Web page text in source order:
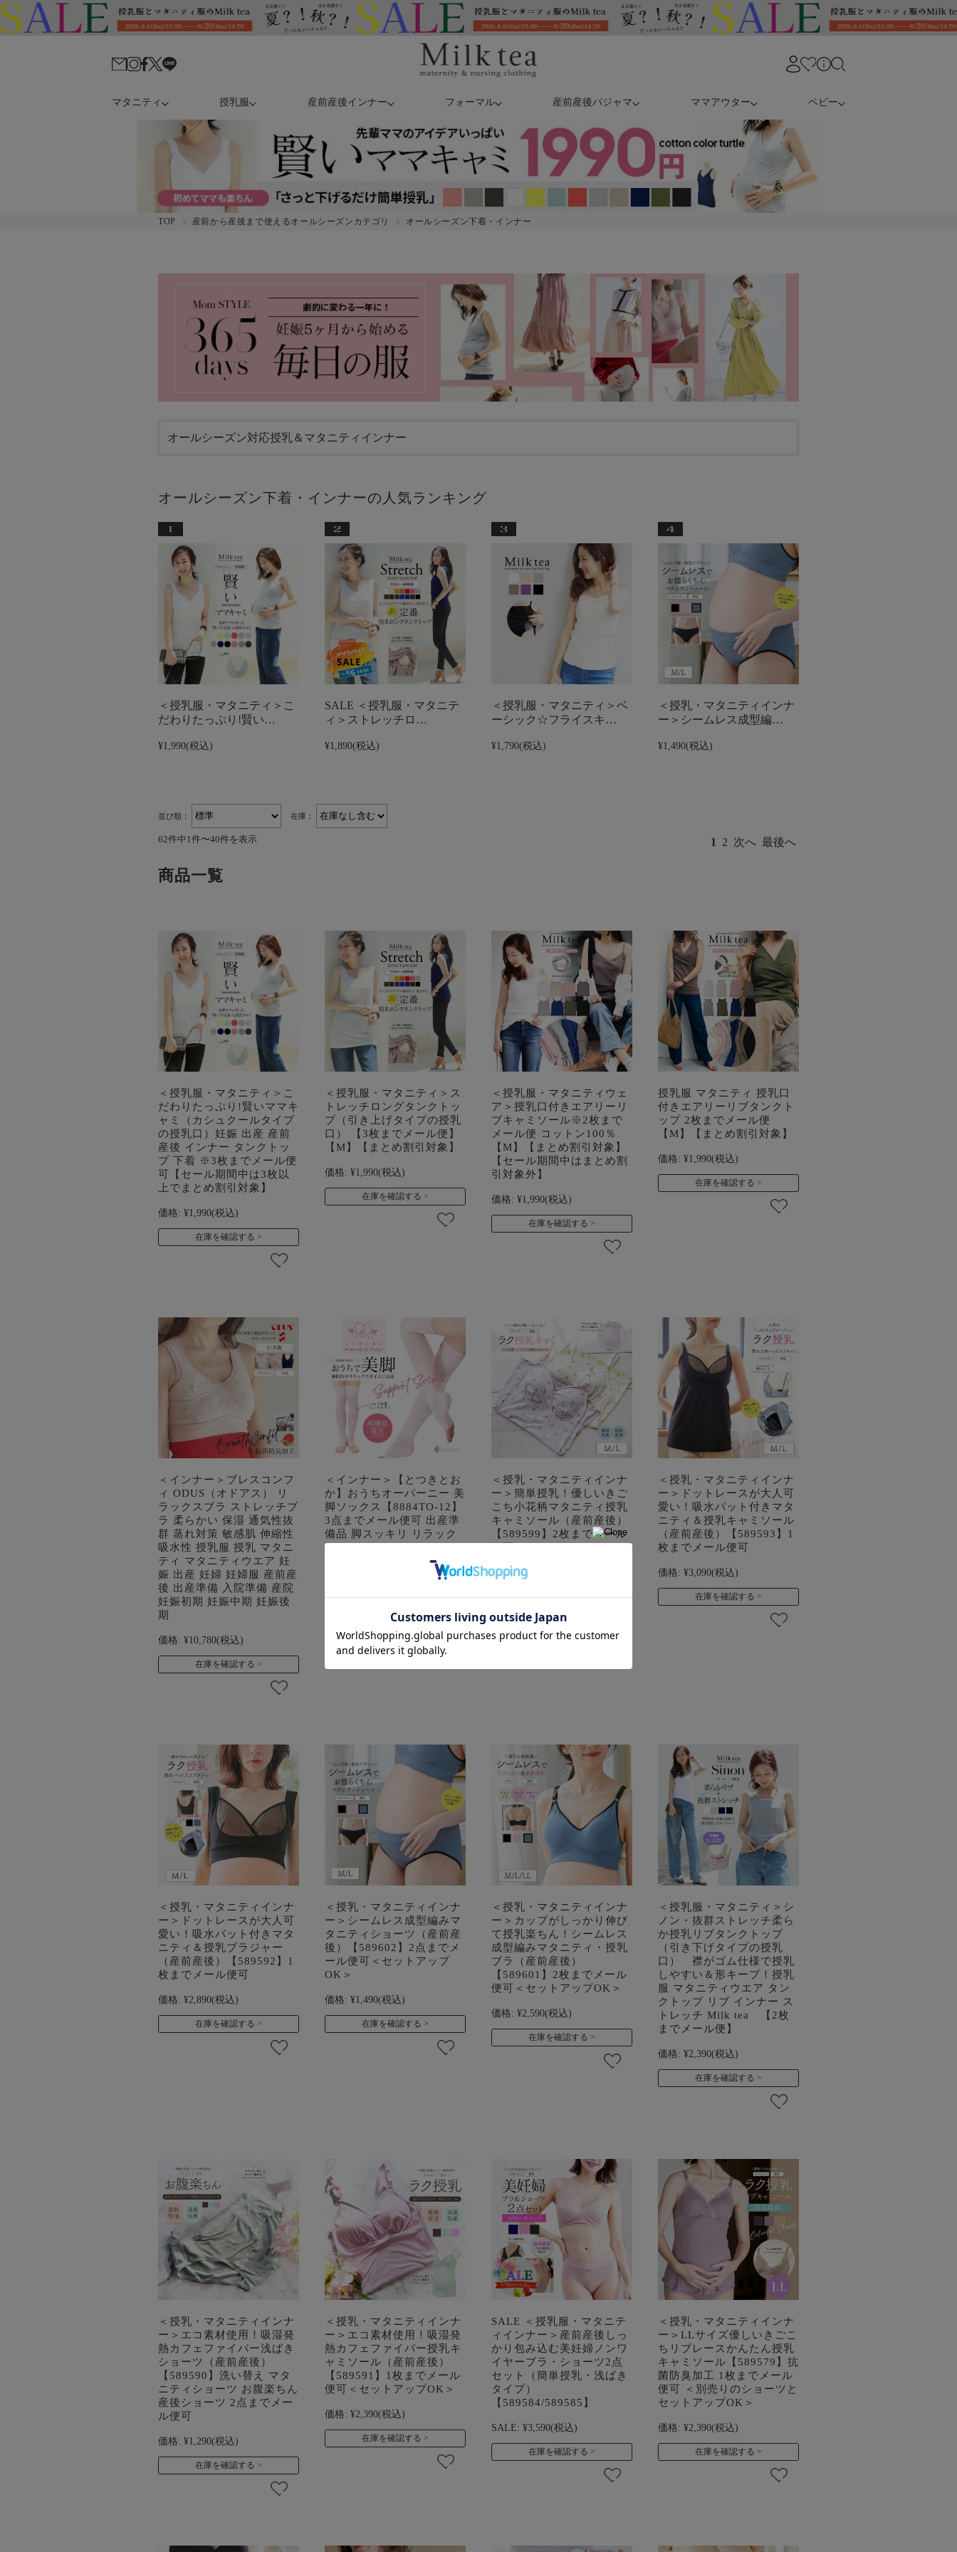
マタニティ 授乳服 産前産後インナー フォーマル 産前産後パジャマ ママアウター ベビー
TOP 産前から産後まで使えるオールシーズンカテゴリ オールシーズン下着・インナー
オールシーズン対応授乳＆マタニティインナー
オールシーズン下着・インナーの人気ランキング
＜授乳服・マタニティ＞こ
だわりたっぷり!賢い…
¥1,990(税込)
SALE ＜授乳服・マタニテ
ィ＞ストレッチロ…
¥1,890(税込)
＜授乳服・マタニティ＞ベ
ーシック☆フライスキ…
¥1,790(税込)
＜授乳・マタニティインナ
ー＞シームレス成型編…
¥1,490(税込)
並び順： 在庫：
62件中1件〜40件を表示 1 2 次へ 最後へ
商品一覧
＜授乳服・マタニティ＞こ
だわりたっぷり!賢いママキ
ャミ（カシュクールタイプ
の授乳口）妊娠 出産 産前
産後 インナー タンクトッ
プ 下着 ※3枚までメール便
可【セール期間中は3枚以
上でまとめ割引対象】
価格: ¥1,990(税込)
在庫を確認する
＜授乳服・マタニティ＞ス
トレッチロングタンクトッ
プ（引き上げタイプの授乳
口） 【3枚までメール便】
【M】【まとめ割引対象】
価格: ¥1,990(税込)
在庫を確認する
＜授乳服・マタニティウェ
ア＞授乳口付きエアリーリ
ブキャミソール※2枚まで
メール便 コットン100％
【M】【まとめ割引対象】
【セール期間中はまとめ割
引対象外】
価格: ¥1,990(税込)
在庫を確認する
授乳服 マタニティ 授乳口
付きエアリーリブタンクト
ップ 2枚までメール便
【M】【まとめ割引対象】
価格: ¥1,990(税込)
在庫を確認する
＜インナー＞ブレスコンフ
ィ ODUS（オドアス） リ
ラックスブラ ストレッチブ
ラ 柔らかい 保湿 通気性抜
群 蒸れ対策 敏感肌 伸縮性
吸水性 授乳服 授乳 マタニ
ティ マタニティウエア 妊
娠 出産 妊婦 妊婦服 産前産
後 出産準備 入院準備 産院
妊娠初期 妊娠中期 妊娠後
期
価格: ¥10,780(税込)
在庫を確認する
＜インナー＞【とつきとお
か】おうちオーバーニー 美
脚ソックス【8884TO-12】
3点までメール便可 出産準
備品 脚スッキリ リラック
ス サポート
在庫を確認する
＜授乳・マタニティインナ
ー＞簡単授乳！優しいきご
こち小花柄マタニティ授乳
キャミソール（産前産後）
【589599】2枚までメール
便可
価格: ¥2,690
在庫を確認する
＜授乳・マタニティインナ
ー＞ドットレースが大人可
愛い！吸水パット付きマタ
ニティ＆授乳キャミソール
（産前産後）【589593】1
枚までメール便可
価格: ¥3,090(税込)
在庫を確認する
＜授乳・マタニティインナ
ー＞ドットレースが大人可
愛い！吸水パット付きマタ
ニティ＆授乳ブラジャー
（産前産後）【589592】1
枚までメール便可
価格: ¥2,890(税込)
在庫を確認する
＜授乳・マタニティインナ
ー＞シームレス成型編みマ
タニティショーツ（産前産
後）【589602】2点までメ
ール便可＜セットアップ
OK＞
価格: ¥1,490(税込)
在庫を確認する
＜授乳・マタニティインナ
ー＞カップがしっかり伸び
て授乳楽ちん！シームレス
成型編みマタニティ・授乳
ブラ（産前産後）
【589601】2枚までメール
便可＜セットアップOK＞
価格: ¥2,590(税込)
在庫を確認する
＜授乳服・マタニティ＞シ
ノン・抜群ストレッチ柔ら
か授乳リブタンクトップ
（引き下げタイプの授乳
口） 襟がゴム仕様で授乳
しやすい＆形キープ！授乳
服 マタニティウエア タン
クトップ リブ インナー ス
トレッチ Milk tea 【2枚
までメール便】
価格: ¥2,390(税込)
在庫を確認する
＜授乳・マタニティインナ
ー＞エコ素材使用！吸湿発
熱カフェファイバー浅ばき
ショーツ（産前産後）
【589590】洗い替え マタ
ニティショーツ お腹楽ちん
産後ショーツ 2点までメー
ル便可
価格: ¥1,290(税込)
在庫を確認する
＜授乳・マタニティインナ
ー＞エコ素材使用！吸湿発
熱カフェファイバー授乳キ
ャミソール（産前産後）
【589591】1枚までメール
便可＜セットアップOK＞
価格: ¥2,390(税込)
在庫を確認する
SALE ＜授乳服・マタニテ
ィインナー＞産前産後しっ
かり包み込む美妊婦ノンワ
イヤーブラ・ショーツ2点
セット（簡単授乳・浅ばき
タイプ）
【589584/589585】
SALE: ¥3,590(税込)
在庫を確認する
＜授乳・マタニティインナ
ー＞LLサイズ優しいきごこ
ちリブレースかんたん授乳
キャミソール【589579】抗
菌防臭加工 1枚までメール
便可 ＜別売りのショーツと
セットアップOK＞
価格: ¥2,390(税込)
在庫を確認する